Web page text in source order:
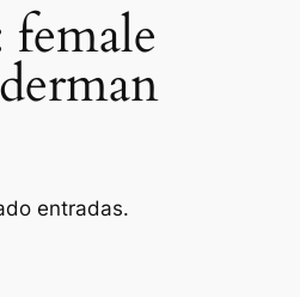
female
entradas.